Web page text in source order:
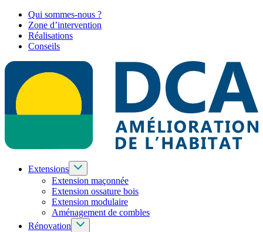
Qui sommes-nous ?
Zone d’intervention
Réalisations
Conseils
Extensions
Extension maçonnée
Extension ossature bois
Extension modulaire
Aménagement de combles
Rénovation